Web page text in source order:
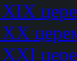
XIX
XXI